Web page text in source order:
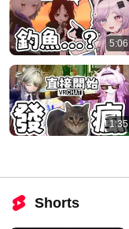
5:06
1:35
Shorts